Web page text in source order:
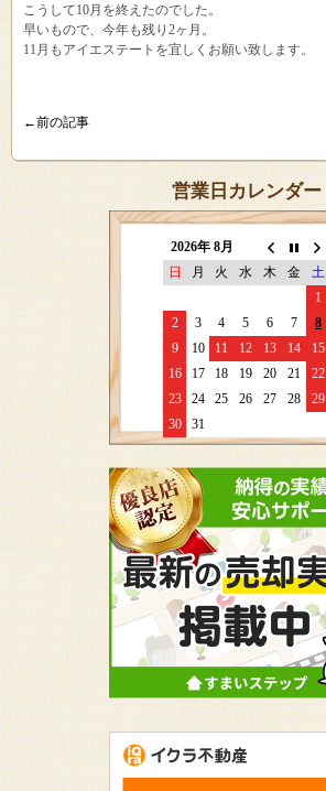
こうして10月を終えたのでした。
早いもので、今年も残り2ヶ月。
11月もアイエステートを宜しくお願い致します。
←前の記事
営業日カレンダー
2026年 8月
日
月 火 水 木 金
土
1
2
3 4 5 6 7
8
9
10 11 12 13 14
15
16
17 18 19 20 21
22
23
24 25 26 27 28
29
30
31